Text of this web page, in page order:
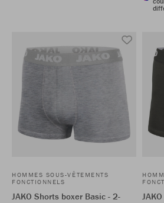
HOMMES SOUS-VÊTEMENTS
FONCTIONNELS
JAKO Shorts boxer Basic - 2-